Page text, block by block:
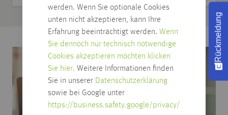
werden. Wenn Sie optionale Cookies
unten nicht akzeptieren, kann Ihre
Erfahrung beeinträchtigt werden. Wenn
Sie dennoch nur technisch notwendige
Cookies akzeptieren möchten klicken
Sie hier. Weitere Informationen finden
Sie in unserer Datenschutzerklärung
sowie bei Google unter
https://business.safety.google/privacy/
Rückmeldung